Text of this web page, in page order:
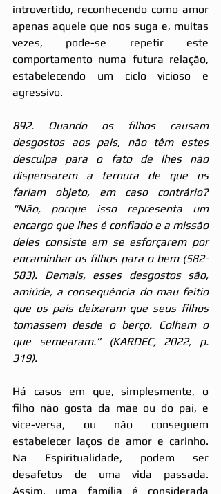
introvertido, reconhecendo como amor
apenas aquele que nos suga e, muitas
vezes, pode-se repetir este
comportamento numa futura relação,
estabelecendo um ciclo vicioso e
agressivo.
892. Quando os filhos causam
desgostos aos pais, não têm estes
desculpa para o fato de lhes não
dispensarem a ternura de que os
fariam objeto, em caso contrário?
“Não, porque isso representa um
encargo que lhes é confiado e a missão
deles consiste em se esforçarem por
encaminhar os filhos para o bem (582-
583). Demais, esses desgostos são,
amiúde, a consequência do mau feitio
que os pais deixaram que seus filhos
tomassem desde o berço. Colhem o
que semearam.” (KARDEC, 2022, p.
319).
Há casos em que, simplesmente, o
filho não gosta da mãe ou do pai, e
vice-versa, ou não conseguem
estabelecer laços de amor e carinho.
Na Espiritualidade, podem ser
desafetos de uma vida passada.
Assim, uma família é considerada